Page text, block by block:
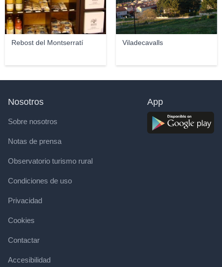
Rebost del Montserratí Viladecavalls
Nosotros
Sobre nosotros
Notas de prensa
Observatorio turismo rural
Condiciones de uso
Privacidad
Cookies
Contactar
Accesibilidad
App